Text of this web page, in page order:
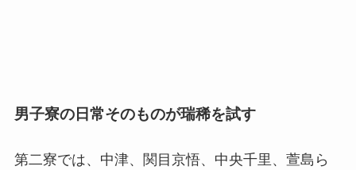
男子寮の日常そのものが瑞稀を試す
第二寮では、中津、関目京悟、中央千里、萱島ら